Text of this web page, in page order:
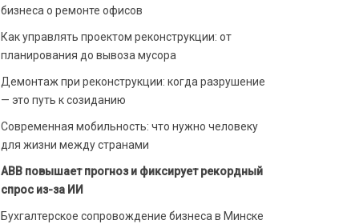
бизнеса о ремонте офисов
Как управлять проектом реконструкции: от
планирования до вывоза мусора
Демонтаж при реконструкции: когда разрушение
— это путь к созиданию
Современная мобильность: что нужно человеку
для жизни между странами
ABB повышает прогноз и фиксирует рекордный
спрос из-за ИИ
Бухгалтерское сопровождение бизнеса в Минске